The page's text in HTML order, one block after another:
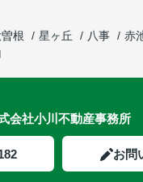
根 星ヶ丘 八事 赤
会社小川不動産事務所
お問